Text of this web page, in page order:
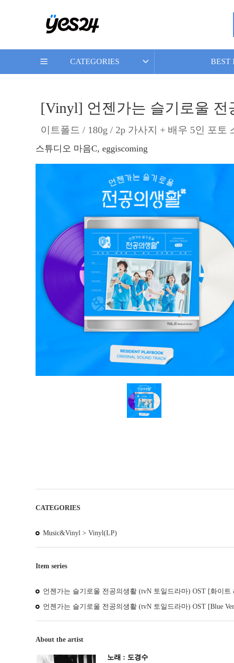
CATEGORIES BEST
[Vinyl] 언젠가는 슬기로울 전
이트폴드 / 180g / 2p 가사지 + 배우 5인 포
스튜디오 마음C, eggiscoming
CATEGORIES
Music&Vinyl > Vinyl(LP)
Item series
언젠가는 슬기로울 전공의생활 (tvN 토일드라마) OST [화이트
언젠가는 슬기로울 전공의생활 (tvN 토일드라마) OST [Blue
About the artist
노래 : 도경수